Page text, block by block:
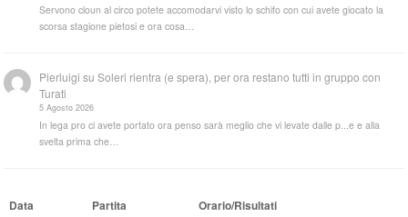
Servono cloun al circo potete accomodarvi visto lo schifo con cui avete giocato la
scorsa stagione pietosi e ora cosa…
Pierluigi suSoleri rientra (e spera), per ora restano tutti in gruppo con
Turati
5 Agosto 2026
In lega pro ci avete portato ora penso sarà meglio che vi levate dalle p...e e alla
svelta prima che…
Data Partita Orario/Risultati